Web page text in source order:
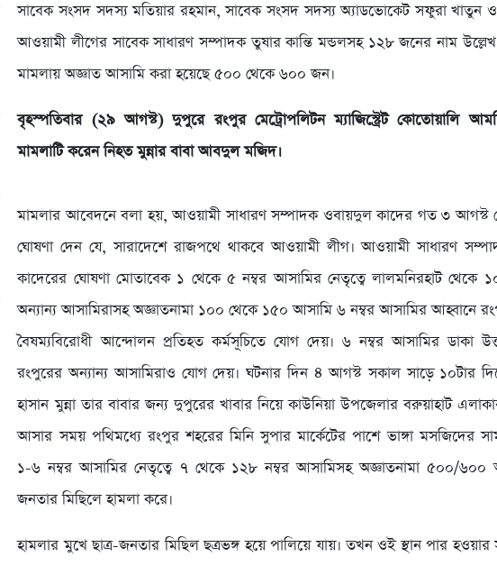
সাবেক সংসদ সদস্য মতিয়ার রহমান, সাবেক সংসদ সদস্য অ্যাডভোকেট সফুরা খাতুন
আওয়ামী লীগের সাবেক সাধারণ সম্পাদক তুষার কান্তি মন্ডলসহ ১২৮ জনের নাম উল্লেখ
মামলায় অজ্ঞাত আসামি করা হয়েছে ৫০০ থেকে ৬০০ জন।
বৃহস্পতিবার (২৯ আগস্ট) দুপুরে রংপুর মেট্রোপলিটন ম্যাজিস্ট্রেট কোতোয়ালি
মামলাটি করেন নিহত মুন্নার বাবা আবদুল মজিদ।
মামলার আবেদনে বলা হয়, আওয়ামী সাধারণ সম্পাদক ওবায়দুল কাদের গত ৩ আগস্ট
ঘোষণা দেন যে, সারাদেশে রাজপথে থাকবে আওয়ামী লীগ। আওয়ামী সাধারণ
কাদেরের ঘোষণা মোতাবেক ১ থেকে ৫ নম্বর আসামির নেতৃত্বে লালমনিরহাট থেকে
অন্যান্য আসামিরাসহ অজ্ঞাতনামা ১০০ থেকে ১৫০ আসামি ৬ নম্বর আসামির আহ্বানে
বৈষম্যবিরোধী আন্দোলন প্রতিহত কর্মসূচিতে যোগ দেয়। ৬ নম্বর আসামির ডাকা
রংপুরের অন্যান্য আসামিরাও যোগ দেয়। ঘটনার দিন ৪ আগস্ট সকাল সাড়ে ১০টার
হাসান মুন্না তার বাবার জন্য দুপুরের খাবার নিয়ে কাউনিয়া উপজেলার বরুয়াহাট
আসার সময় পথিমধ্যে রংপুর শহরের মিনি সুপার মার্কেটের পাশে ভাঙ্গা মসজিদের
১-৬ নম্বর আসামির নেতৃত্বে ৭ থেকে ১২৮ নম্বর আসামিসহ অজ্ঞাতনামা ৫০০/৬০০
জনতার মিছিলে হামলা করে।
হামলার মুখে ছাত্র-জনতার মিছিল ছত্রভঙ্গ হয়ে পালিয়ে যায়। তখন ওই স্থান পার